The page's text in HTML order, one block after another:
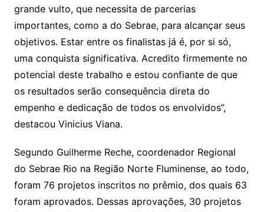
grande vulto, que necessita de parcerias
importantes, como a do Sebrae, para alcançar seus
objetivos. Estar entre os finalistas já é, por si só,
uma conquista significativa. Acredito firmemente no
potencial deste trabalho e estou confiante de que
os resultados serão consequência direta do
empenho e dedicação de todos os envolvidos”,
destacou Vinicius Viana.
Segundo Guilherme Reche, coordenador Regional
do Sebrae Rio na Região Norte Fluminense, ao todo,
foram 76 projetos inscritos no prêmio, dos quais 63
foram aprovados. Dessas aprovações, 30 projetos